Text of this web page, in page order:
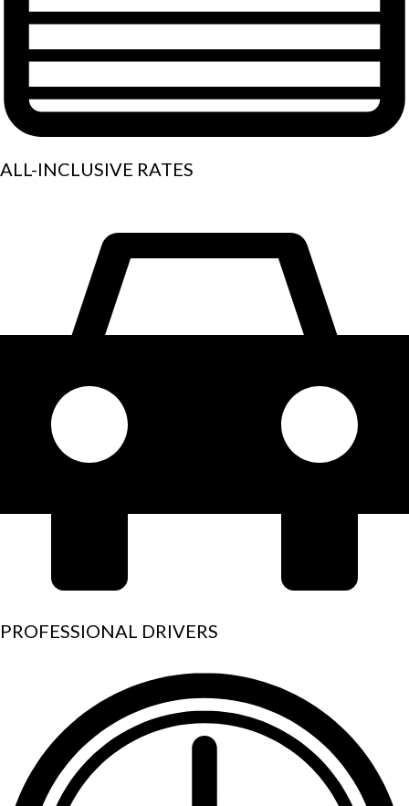
ALL-INCLUSIVE RATES
PROFESSIONAL DRIVERS